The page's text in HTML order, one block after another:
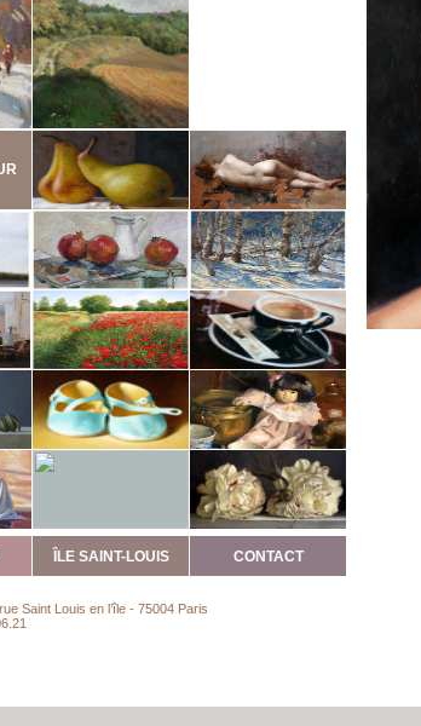
ÎLE SAINT-LOUIS CONTACT
Saint Louis en l’île - 75004 Paris